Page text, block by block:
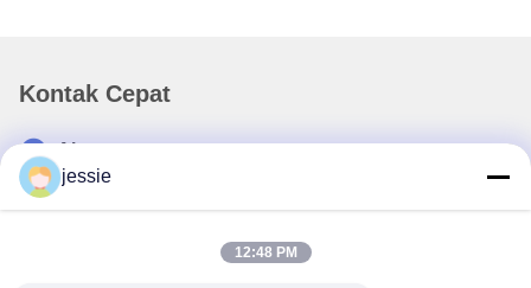
Kontak Cepat
Alamat
No. 002 No. 2, Taman Industri Luoge Sanyachong, Kota
Nanzhuang, Distrik Chancheng, Kota Foshan, Tiongkok.
jessie
12:48 PM